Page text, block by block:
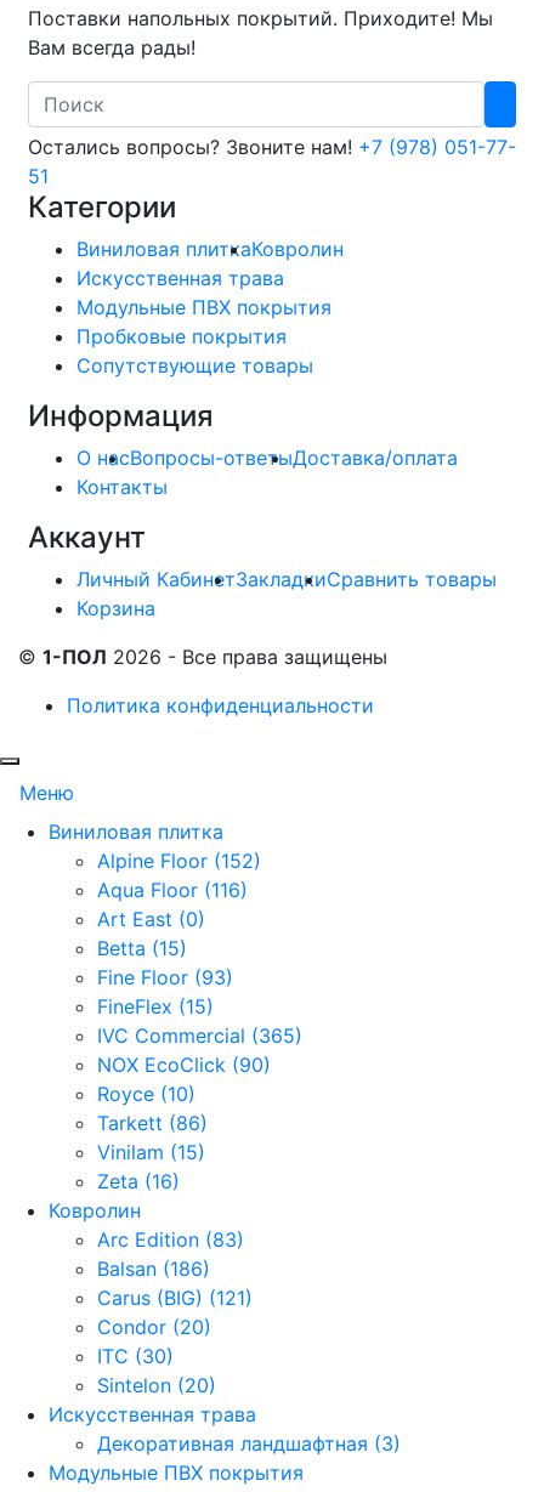
Поставки напольных покрытий. Приходите! Мы
Вам всегда рады!
Search
Остались вопросы? Звоните нам! +7 (978) 051-77-
51
Категории
Виниловая плиткаКовролин
Искусственная трава
Модульные ПВХ покрытия
Пробковые покрытия
Сопутствующие товары
Информация
О насВопросы-ответыДоставка/оплата
Контакты
Аккаунт
Личный КабинетЗакладкиСравнить товары
Корзина
© 1-ПОЛ 2026 - Все права защищены
Политика конфиденциальности
Меню
Виниловая плитка
Alpine Floor (152)
Aqua Floor (116)
Art East (0)
Betta (15)
Fine Floor (93)
FineFlex (15)
IVC Commercial (365)
NOX EcoClick (90)
Royce (10)
Tarkett (86)
Vinilam (15)
Zeta (16)
Ковролин
Arc Edition (83)
Balsan (186)
Carus (BIG) (121)
Condor (20)
ITC (30)
Sintelon (20)
Искусственная трава
Декоративная ландшафтная (3)
Модульные ПВХ покрытия